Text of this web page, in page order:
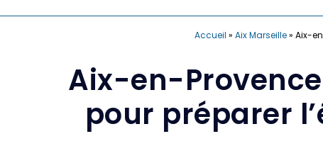
Accueil » Aix Marseille» Aix-
Aix-en-
pour préparer